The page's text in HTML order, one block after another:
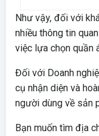
Như vậy, đối với
nhiều thông tin
việc lựa chọn quần
Đối với Doanh
cụ nhận diện và
người dùng về sản
Bạn muốn tìm địa